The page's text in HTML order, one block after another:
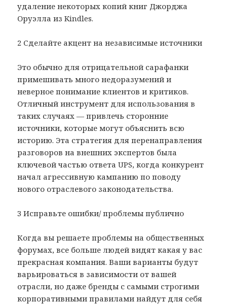
удаление некоторых копий книг Джорджа
Оруэлла из Kindles.
2 Сделайте акцент на независимые источники
Это обычно для отрицательной сарафанки
примешивать много недоразумений и
неверное понимание клиентов и критиков.
Отличный инструмент для использования в
таких случаях — привлечь сторонние
источники, которые могут объяснить всю
историю. Эта стратегия для перенаправления
разговоров на внешних экспертов была
ключевой частью ответа UPS, когда конкурент
начал агрессивную кампанию по поводу
нового отраслевого законодательства.
3 Исправьте ошибки/ проблемы публично
Когда вы решаете проблемы на общественных
форумах, все больше людей видят какая у вас
прекрасная компания. Ваши варианты будут
варьироваться в зависимости от вашей
отрасли, но даже бренды с самыми строгими
корпоративными правилами найдут для себя